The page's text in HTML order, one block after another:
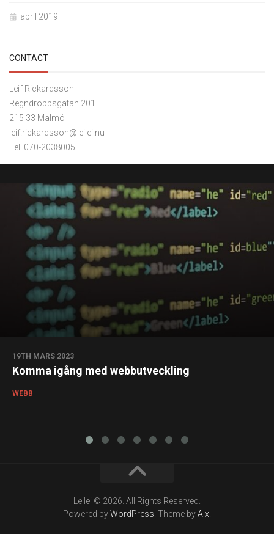
april 2019
CONTACT
Leif Rickardsson
Regndroppsgatan 201
215 33 Malmö
leif.rickardsson@leilei.nu
Tel. 070-2038005
19TH MARS 2023
Komma igång med webbutveckling
WEBB
Leilei © 2026. All Rights Reserved.
Powered byWordPress. Theme byAlx.